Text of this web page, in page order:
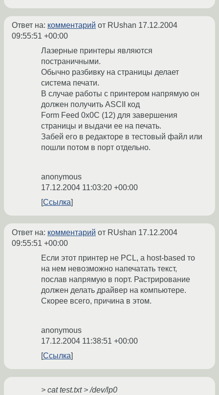
Ответ на: комментарий от RUshan 17.12.2004
09:55:51 +00:00
Лазерные принтеры являются
постраничными.
Обычно разбивку на страницы делает
система печати.
В случае работы с принтером напрямую он
должен получить ASCII код
Form Feed 0x0C (12) для завершения
страницы и выдачи ее на печать.
Забей его в редакторе в тестовый файл или
пошли потом в порт отдельно.
anonymous
17.12.2004 11:03:20 +00:00
Ссылка
Ответ на: комментарий от RUshan 17.12.2004
09:55:51 +00:00
Если этот принтер не PCL, а host-based то
на нем невозможно напечатать текст,
послав напрямую в порт. Растрирование
должен делать драйвер на компьютере.
Скорее всего, причина в этом.
anonymous
17.12.2004 11:38:51 +00:00
Ссылка
> cat test.txt > /dev/lp0